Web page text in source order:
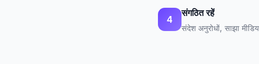
4
संगठित रहें
संदेश अनुरोधों, साझा